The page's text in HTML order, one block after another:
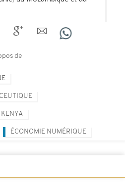
de
KENYA
ÉCONOMIE NUMÉRIQUE